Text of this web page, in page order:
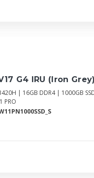
G4 IRU (Iron Grey)
| 16GB DDR4 | 1000GB
PRO